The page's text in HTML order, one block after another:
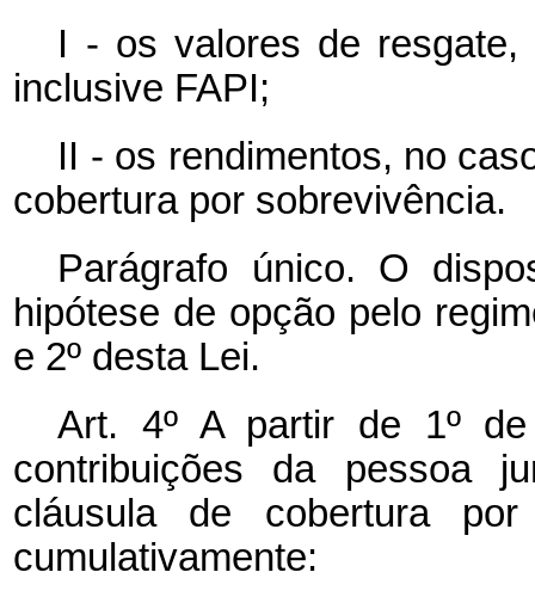
I - os valores de
inclusive FAPI;
II - os rendimentos, no
cobertura por sobrevivência.
Parágrafo único. O
hipótese de opção pelo
e 2º desta Lei.
Art. 4º A partir de 1º
contribuições da pessoa
cláusula de cobertura por
cumulativamente: